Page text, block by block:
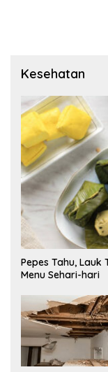
Kesehatan
Pepes Tahu,
Menu Sehari-hari